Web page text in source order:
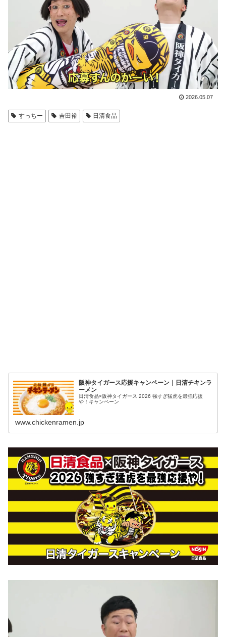
2026.05.07
すっちー 吉田裕 日清食品
阪神タイガース応援キャンペーン｜日清チキンラ
ーメン
日清食品×阪神タイガース 2026 強すぎ猛虎を最強応援
や！キャンペーン
www.chickenramen.jp